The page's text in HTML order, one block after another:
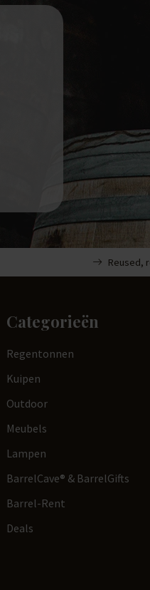
Reused,
Categorieën
Regentonnen
Kuipen
Outdoor
Meubels
Lampen
BarrelCave® & BarrelGifts
Barrel-Rent
Deals